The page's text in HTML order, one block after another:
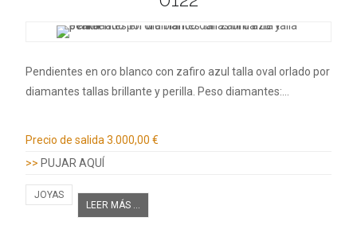
Pendientes en oro blanco con zafiro azul talla oval orlado por
diamantes tallas brillante y perilla. Peso diamantes:…
Precio de salida 3.000,00 €
>> PUJAR AQUÍ
JOYAS
LEER MÁS ...